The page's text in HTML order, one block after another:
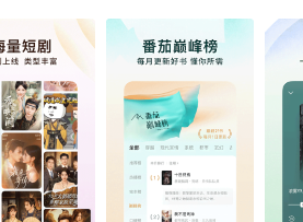
都能听，让你阅读的时候，眼睛也能随